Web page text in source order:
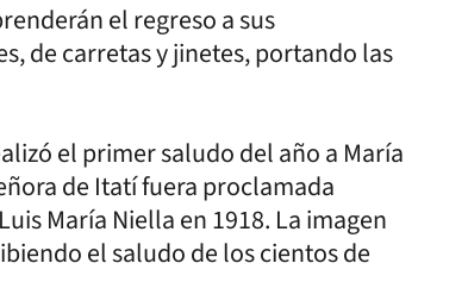
el regreso a sus
de carretas y jinetes, portando las
el primer saludo del año a María
de Itatí fuera proclamada
María Niella en 1918. La imagen
el saludo de los cientos de